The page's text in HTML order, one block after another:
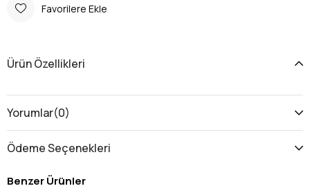
Favorilere Ekle
Ürün Özellikleri
Yorumlar(0)
Ödeme Seçenekleri
Benzer Ürünler